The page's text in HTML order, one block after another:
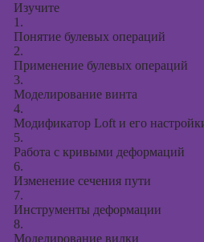
Изучите
1.
Понятие булевых операций
2.
Применение булевых операций
3.
Моделирование винта
4.
Модификатор Loft и его
5.
Работа с кривыми деформаций
6.
Изменение сечения пути
7.
Инструменты деформации
8.
Моделирование вилки